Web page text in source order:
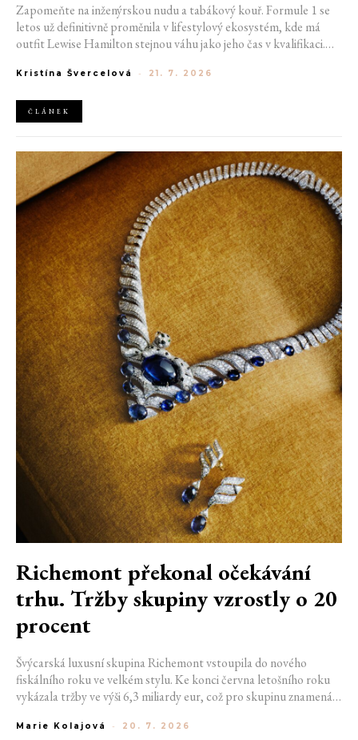
Zapomeňte na inženýrskou nudu a tabákový kouř. Formule 1 se
letos už definitivně proměnila v lifestylový ekosystém, kde má
outfit Lewise Hamilton stejnou váhu jako jeho čas v kvalifikaci.
nové generace influencerů a fenoménu manželek a partnerek
ale příslušnost k nejrychlejší fashion komunitě světa. Jak se z
"Racing Core" stala uniforma ulice a proč nás drama v paddocku
Kristína Švercelová - 21. 7. 2026
ČLÁNEK
Richemont překonal očekávání
trhu. Tržby skupiny vzrostly o 20
procent
Švýcarská luxusní skupina Richemont vstoupila do nového
fiskálního roku ve velkém stylu. Ke konci června letošního roku
vykázala tržby ve výši 6,3 miliardy eur, což pro skupinu znamená
luxusním zůstává i přes přetrvávající ekonomickou nejistotu
Marie Kolajová - 20. 7. 2026